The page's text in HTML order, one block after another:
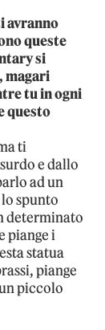
avranno
queste
si
magari
tu in ogni
questo
ti
e dallo
ad un
spunto
determinato
piange i
statua
piange
piccolo